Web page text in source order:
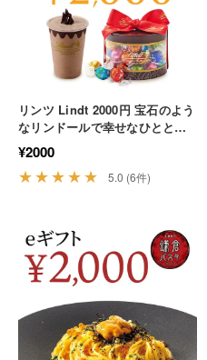
リンツ Lindt 2000円 宝石のよう
なリンドールで幸せなひととき
を楽しむ至福のチョコ スイーツ
贅沢
¥2000
★★★★★ 5.0 (6件)